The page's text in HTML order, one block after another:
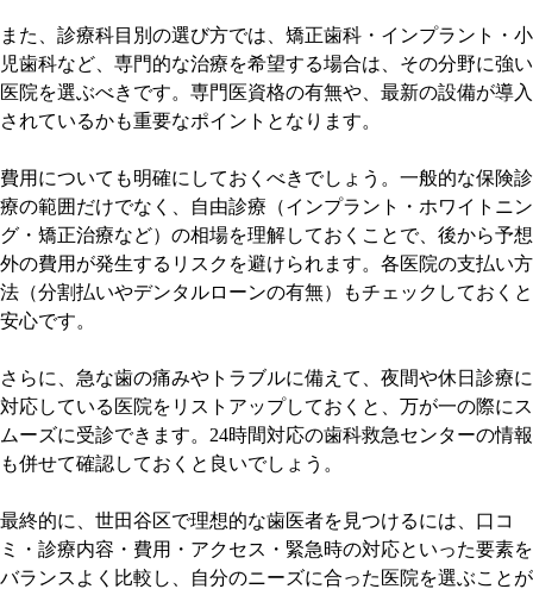
また、診療科目別の選び方では、矯正歯科・インプラント・小
児歯科など、専門的な治療を希望する場合は、その分野に強い
医院を選ぶべきです。専門医資格の有無や、最新の設備が導入
されているかも重要なポイントとなります。
費用についても明確にしておくべきでしょう。一般的な保険診
療の範囲だけでなく、自由診療（インプラント・ホワイトニン
グ・矯正治療など）の相場を理解しておくことで、後から予想
外の費用が発生するリスクを避けられます。各医院の支払い方
法（分割払いやデンタルローンの有無）もチェックしておくと
安心です。
さらに、急な歯の痛みやトラブルに備えて、夜間や休日診療に
対応している医院をリストアップしておくと、万が一の際にス
ムーズに受診できます。24時間対応の歯科救急センターの情報
も併せて確認しておくと良いでしょう。
最終的に、世田谷区で理想的な歯医者を見つけるには、口コ
ミ・診療内容・費用・アクセス・緊急時の対応といった要素を
バランスよく比較し、自分のニーズに合った医院を選ぶことが